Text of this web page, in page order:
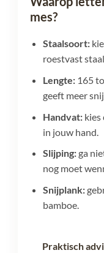
mes?
Staalsoort:
roestvast
Lengte:165
geeft meer
Handvat:kies
in jouw hand.
Slijping:ga
nog moet
Snijplank:
bamboe.
Praktisch